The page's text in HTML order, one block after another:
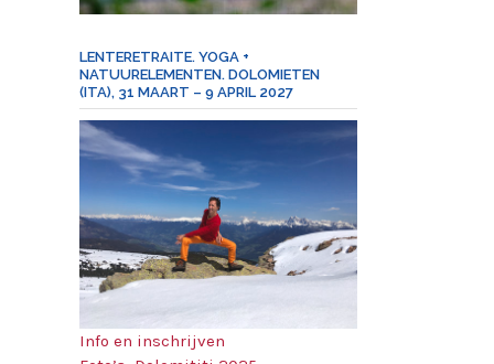
LENTERETRAITE. YOGA +
NATUURELEMENTEN. DOLOMIETEN
(ITA), 31 MAART – 9 APRIL 2027
Info en inschrijven